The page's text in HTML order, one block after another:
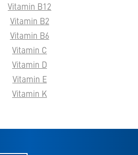
Vitamin B12
Vitamin B2
Vitamin B6
Vitamin C
Vitamin D
Vitamin E
Vitamin K